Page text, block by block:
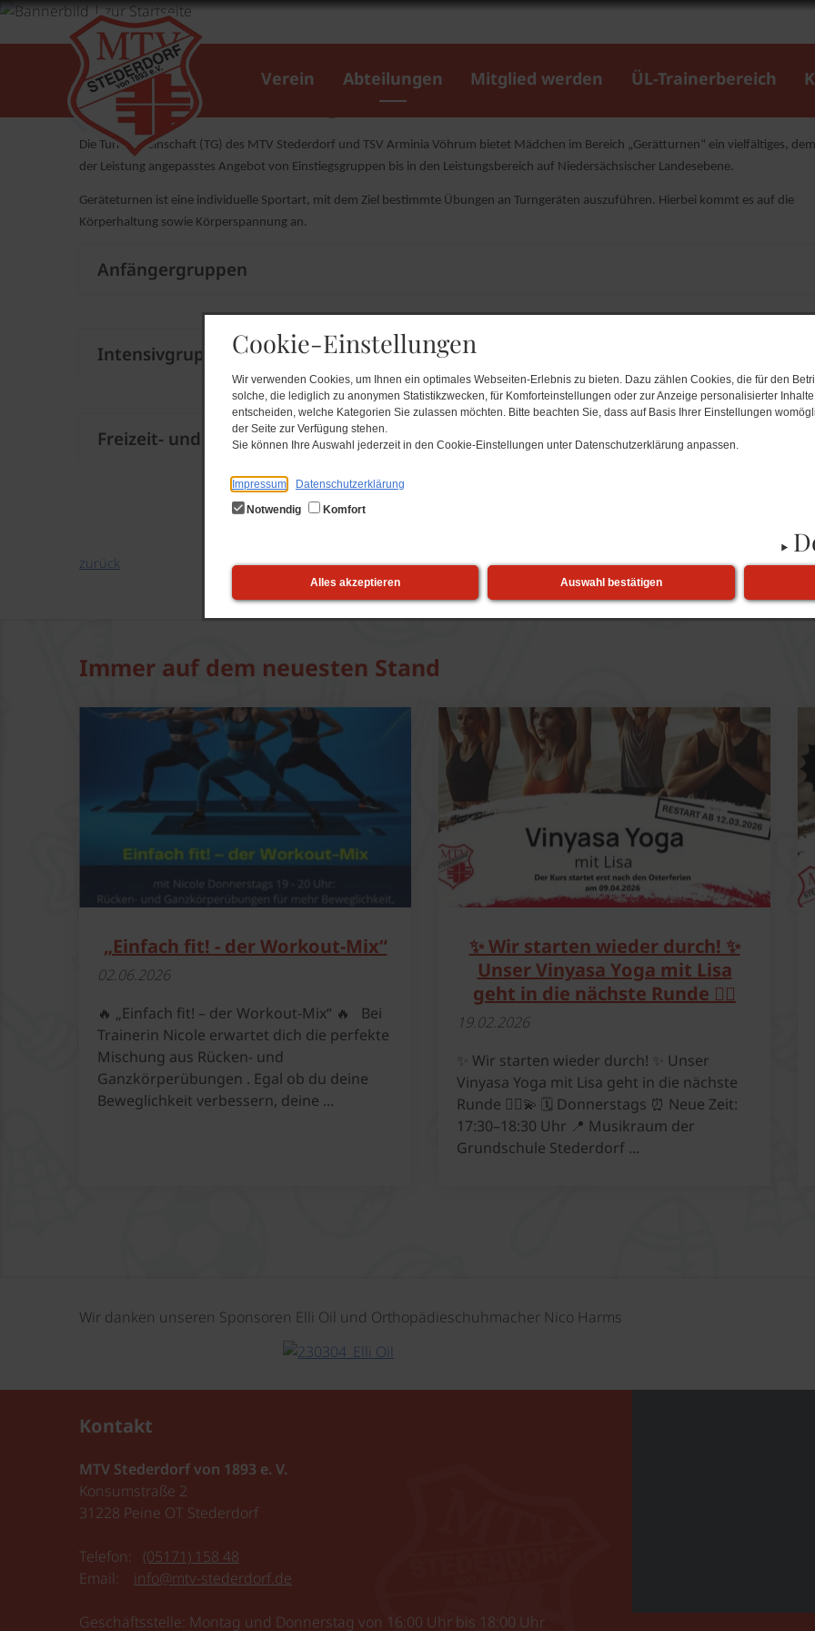
Cookie-Einstellungen
Wir verwenden Cookies, um Ihnen ein optimales Webseiten-Erlebnis zu bieten. Dazu zählen Cookies, die für den
solche, die lediglich zu anonymen Statistikzwecken, für Komforteinstellungen oder zur Anzeige personalisierter
entscheiden, welche Kategorien Sie zulassen möchten. Bitte beachten Sie, dass auf Basis Ihrer Einstellungen
der Seite zur Verfügung stehen.
Sie können Ihre Auswahl jederzeit in den Cookie-Einstellungen unter Datenschutzerklärung anpassen.
Impressum
Datenschutzerklärung
Notwendig
Komfort
Alles akzeptieren Auswahl bestätigen
Verein Abteilungen Mitglied werden ÜL-Trainerbereich
Start Abteilungen
Geräte- und Leistungsturnen
Die Turngemeinschaft (TG) des MTV Stederdorf und TSV Arminia Vöhrum bietet Mädchen im Bereich „Gerätturnen“ ein vielfältiges,
der Leistung angepasstes Angebot von Einstiegsgruppen bis in den Leistungsbereich auf Niedersächsischer Landesebene.
Geräteturnen ist eine individuelle Sportart, mit dem Ziel bestimmte Übungen an Turngeräten auszuführen. Hierbei kommt es auf die
Körperhaltung sowie Körperspannung an.
Anfängergruppen
Anfängergruppe
Intensivgruppen
Intensivgruppen
9-14Jahre/ P6-9 & LK2:
12 Jahre und älter7 LK4:
Freizeit- und Leistungsgruppe
zurück Senden Drucken
Immer auf dem neuesten Stand
02.​06.​2026
„Einfach fit! - der Workout-Mix“
🔥 „Einfach fit! – der Workout-Mix“ 🔥 Bei
Trainerin Nicole erwartet dich die perfekte
Mischung aus Rücken- und
Ganzkörperübungen . Egal ob du deine
Beweglichkeit verbessern, deine ...
19.​02.​2026
✨ Wir starten wieder durch! ✨
Unser Vinyasa Yoga mit Lisa
geht in die nächste Runde 🧘‍♀️
✨ Wir starten wieder durch! ✨ Unser
Vinyasa Yoga mit Lisa geht in die nächste
Runde 🧘‍♀️💫 🗓 Donnerstags ⏰ Neue Zeit:
17:30–18:30 Uhr 📍 Musikraum der
Grundschule Stederdorf ...
Wir danken unseren Sponsoren Elli Oil und Orthopädieschuhmacher Nico Harms
Kontakt
MTV Stederdorf von 1893 e. V.
Konsumstraße 2
31228 Peine OT Stederdorf
Telefon: (05171) 158 48
Email: info@mtv-stederdorf.de
Geschäftsstelle: Montag und Donnerstag von 16:00 Uhr bis 18:00 Uhr